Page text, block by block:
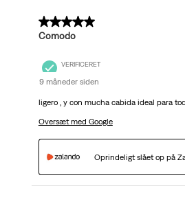
5 ud af 5 stjerner.
Comodo
VERIFICERET
9 måneder siden
ligero , y con mucha cabida ideal para
Oversæt med Google
Oprindeligt slået op på